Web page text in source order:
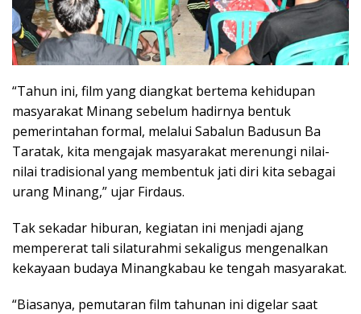
“Tahun ini, film yang diangkat bertema kehidupan
masyarakat Minang sebelum hadirnya bentuk
pemerintahan formal, melalui Sabalun Badusun Ba
Taratak, kita mengajak masyarakat merenungi nilai-
nilai tradisional yang membentuk jati diri kita sebagai
urang Minang,” ujar Firdaus.
Tak sekadar hiburan, kegiatan ini menjadi ajang
mempererat tali silaturahmi sekaligus mengenalkan
kekayaan budaya Minangkabau ke tengah masyarakat.
“Biasanya, pemutaran film tahunan ini digelar saat